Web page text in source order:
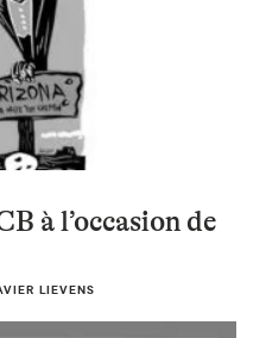
de son centenaire ?
à l’occasion de
LIEVENS